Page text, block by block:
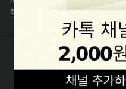
통신판매신고번호
제 2018-서울종로-
COPYRIGHT(C) (주)해피